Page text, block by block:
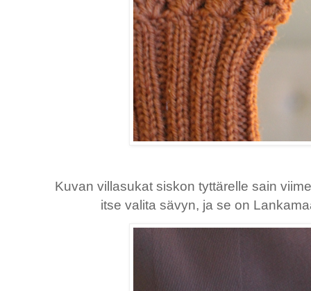
Kuvan villasukat siskon tyttärelle sain
itse valita sävyn, ja se on